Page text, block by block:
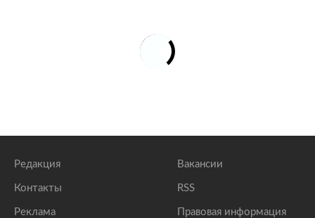
Редакция
Контакты
Реклама
Вакансии
RSS
Правовая информация